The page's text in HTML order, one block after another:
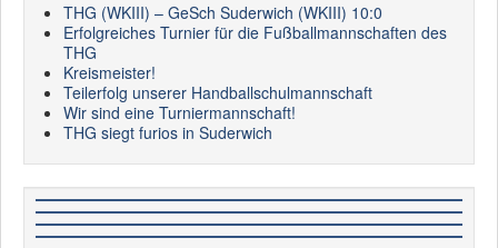
THG (WKIII) – GeSch Suderwich (WKIII) 10:0
Erfolgreiches Turnier für die Fußballmannschaften des
THG
Kreismeister!
Teilerfolg unserer Handballschulmannschaft
Wir sind eine Turniermannschaft!
THG siegt furios in Suderwich